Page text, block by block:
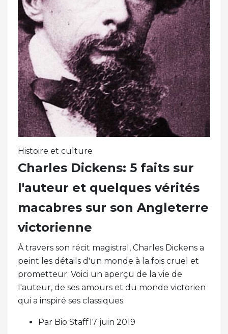
Histoire et culture
Charles Dickens: 5 faits sur
l'auteur et quelques vérités
macabres sur son Angleterre
victorienne
À travers son récit magistral, Charles Dickens a
peint les détails d'un monde à la fois cruel et
prometteur. Voici un aperçu de la vie de
l'auteur, de ses amours et du monde victorien
qui a inspiré ses classiques.
Par Bio Staff17 juin 2019